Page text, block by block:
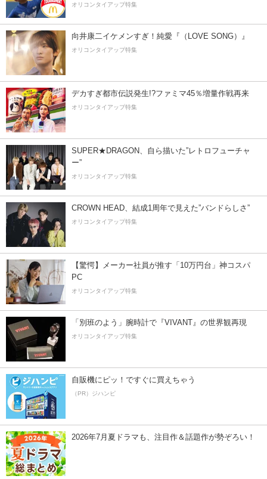
オリコンタイアップ特集
向井康二イケメンすぎ！純愛『（LOVE SONG）』
オリコンタイアップ特集
デカすぎ都市伝説発生!?ファミマ45％増量作戦再来
オリコンタイアップ特集
SUPER★DRAGON、自ら描いた”レトロフューチャ
ー”
オリコンタイアップ特集
CROWN HEAD、結成1周年で見えた”バンドらしさ”
オリコンタイアップ特集
【驚愕】メーカー社員が推す「10万円台」神コスパ
PC
オリコンタイアップ特集
「別班のよう」腕時計で『VIVANT』の世界観再現
オリコンタイアップ特集
自販機にピッ！ですぐに買えちゃう
（PR）ジハンピ
2026年7月夏ドラマも、注目作＆話題作が勢ぞろい！